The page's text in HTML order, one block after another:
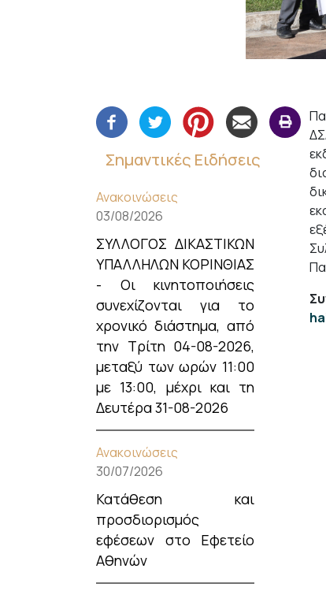
Σημαντικές Ειδήσεις
Ανακοινώσεις
03/08/2026
ΣΥΛΛΟΓΟΣ ΔΙΚΑΣΤΙΚΩΝ
ΥΠΑΛΛΗΛΩΝ ΚΟΡΙΝΘΙΑΣ
- Οι κινητοποιήσεις
συνεχίζονται για το
χρονικό διάστημα, από
την Τρίτη 04-08-2026,
μεταξύ των ωρών 11:00
με 13:00, μέχρι και τη
Δευτέρα 31-08-2026
Ανακοινώσεις
30/07/2026
Κατάθεση και
προσδιορισμός
εφέσεων στο Εφετείο
Αθηνών